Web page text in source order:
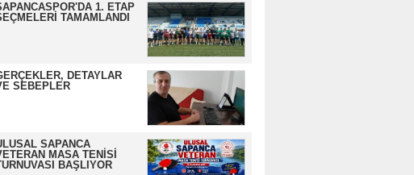
1. ETAP
TAMAMLANDI
DETAYLAR
SEBEPLER
SAPANCA
MASA TENİSİ
BAŞLIYOR